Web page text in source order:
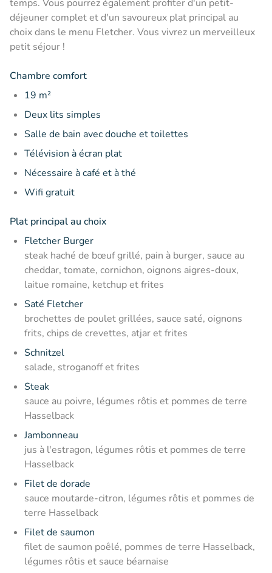
temps. Vous pourrez également profiter d'un petit-
déjeuner complet et d'un savoureux plat principal au
choix dans le menu Fletcher. Vous vivrez un merveilleux
petit séjour !
Chambre comfort
19 m²
Deux lits simples
Salle de bain avec douche et toilettes
Télévision à écran plat
Nécessaire à café et à thé
Wifi gratuit
Plat principal au choix
Fletcher Burger
steak haché de bœuf grillé, pain à burger, sauce au
cheddar, tomate, cornichon, oignons aigres-doux,
laitue romaine, ketchup et frites
Saté Fletcher
brochettes de poulet grillées, sauce saté, oignons
frits, chips de crevettes, atjar et frites
Schnitzel
salade, stroganoff et frites
Steak
sauce au poivre, légumes rôtis et pommes de terre
Hasselback
Jambonneau
jus à l'estragon, légumes rôtis et pommes de terre
Hasselback
Filet de dorade
sauce moutarde-citron, légumes rôtis et pommes de
terre Hasselback
Filet de saumon
filet de saumon poêlé, pommes de terre Hasselback,
légumes rôtis et sauce béarnaise